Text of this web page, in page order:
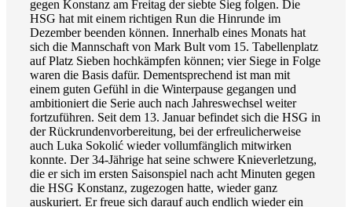
gegen Konstanz am Freitag der siebte Sieg folgen. Die
HSG hat mit einem richtigen Run die Hinrunde im
Dezember beenden können. Innerhalb eines Monats hat
sich die Mannschaft von Mark Bult vom 15. Tabellenplatz
auf Platz Sieben hochkämpfen können; vier Siege in Folge
waren die Basis dafür. Dementsprechend ist man mit
einem guten Gefühl in die Winterpause gegangen und
ambitioniert die Serie auch nach Jahreswechsel weiter
fortzuführen. Seit dem 13. Januar befindet sich die HSG in
der Rückrundenvorbereitung, bei der erfreulicherweise
auch Luka Sokolić wieder vollumfänglich mitwirken
konnte. Der 34-Jährige hat seine schwere Knieverletzung,
die er sich im ersten Saisonspiel nach acht Minuten gegen
die HSG Konstanz, zugezogen hatte, wieder ganz
auskuriert. Er freue sich darauf auch endlich wieder ein